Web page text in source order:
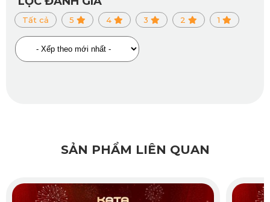
cabin của ô tô. Dù vậy nhưng thảm lót vẫn đạt được độ
mỏng nhẹ. Những chiếc gai nhám đầu tròn vừa giúp bám
chắc vào sàn xe vừa có tác dụng tiêu tán âm thanh. Đó cũng
tạo. Điều này mang đến tính năng bám dính tốt với mặt sàn.
Tất cả 5 4 3 2 1
SẢN PHẨM LIÊN QUAN